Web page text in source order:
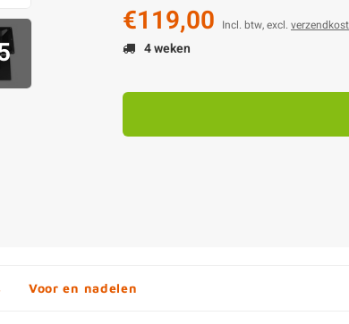
€119,00 Incl. btw, excl.
4 weken
Voor en nadelen